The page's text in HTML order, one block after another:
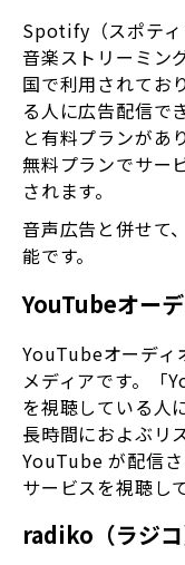
Spotify（スポティ
音楽ストリーミン
国で利用されてお
る人に広告配信で
と有料プランがあ
無料プランでサー
されます。
音声広告と併せて
能です。
YouTubeオー
YouTubeオーディ
メディアです。「
を視聴している人
長時間におよぶリ
YouTube が配信
サービスを視聴し
radiko（ラジコ